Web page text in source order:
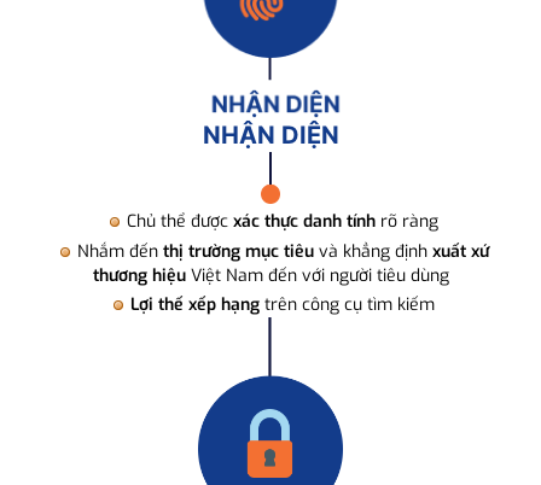
NHẬN DIỆN
Chủ thể được xác thực danh tính rõ ràng
Nhắm đến thị trường mục tiêuvà khẳng định xuất xứ
thương hiệuViệt Nam đến với người tiêu dùng
Lợi thế xếp hạng trên công cụ tìm kiếm